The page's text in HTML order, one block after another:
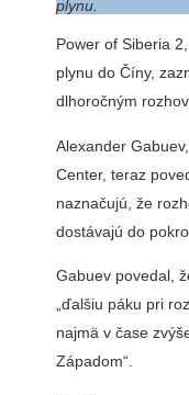
plynu.
Power of Siberia
plynu do Číny,
dlhoročným
Alexander
Center, teraz
naznačujú, že
dostávajú do
Gabuev povedal,
„ďalšiu páku pri
najmä v čase
Západom“.